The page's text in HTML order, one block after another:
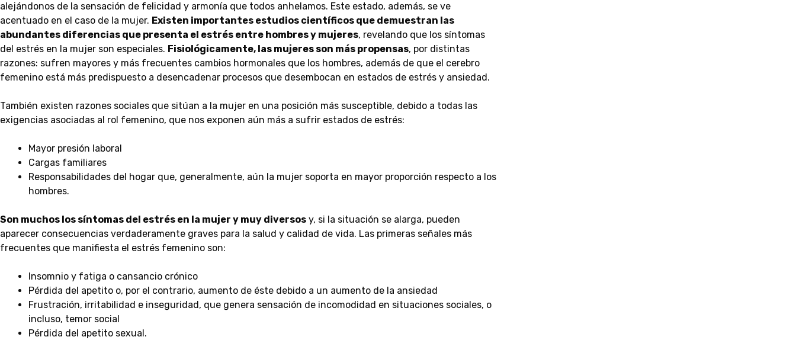
alejándonos de la sensación de felicidad y armonía que todos anhelamos. Este estado, además, se ve
acentuado en el caso de la mujer. Existen importantes estudios científicos que demuestran las
abundantes diferencias que presenta el estrés entre hombres y mujeres, revelando que los síntomas
del estrés en la mujer son especiales. Fisiológicamente, las mujeres son más propensas, por distintas
razones: sufren mayores y más frecuentes cambios hormonales que los hombres, además de que el cerebro
femenino está más predispuesto a desencadenar procesos que desembocan en estados de estrés y ansiedad.
También existen razones sociales que sitúan a la mujer en una posición más susceptible, debido a todas las
exigencias asociadas al rol femenino, que nos exponen aún más a sufrir estados de estrés:
Mayor presión laboral
Cargas familiares
Responsabilidades del hogar que, generalmente, aún la mujer soporta en mayor proporción respecto a los
hombres.
Son muchos los síntomas del estrés en la mujer y muy diversos y, si la situación se alarga, pueden
aparecer consecuencias verdaderamente graves para la salud y calidad de vida. Las primeras señales más
frecuentes que manifiesta el estrés femenino son:
Insomnio y fatiga o cansancio crónico
Pérdida del apetito o, por el contrario, aumento de éste debido a un aumento de la ansiedad
Frustración, irritabilidad e inseguridad, que genera sensación de incomodidad en situaciones sociales, o
incluso, temor social
Pérdida del apetito sexual.